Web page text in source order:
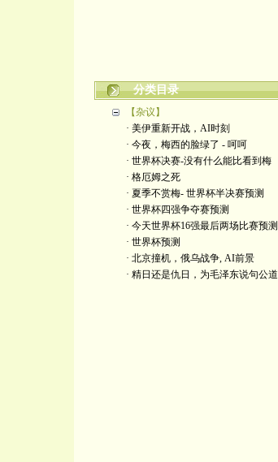
分类目录
【杂议】
· 美伊重新开战，AI时刻
· 今夜，梅西的脸绿了 - 呵呵
· 世界杯决赛-没有什么能比看到梅
· 格厄姆之死
· 夏季不赏梅- 世界杯半决赛预测
· 世界杯四强争夺赛预测
· 今天世界杯16强最后两场比赛预测
· 世界杯预测
· 北京撞机，俄乌战争, AI前景
· 精日还是仇日，为毛泽东说句公道